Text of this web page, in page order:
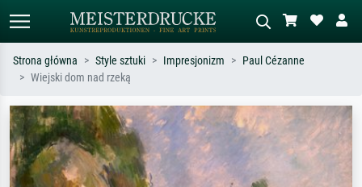
Szukaj wg artysty, tytułu lub stylu – np.
Monet, Gwiaździsta noc,
impresjonizm, fala Hokusaia, akt.
Opisz scenę – np. zielona łąka,
abstrakcja z czerwienią, ciemny olej,
stojący akt obok drzewa.
Strona główna Style sztuki Impresjonizm
Paul Cézanne
Wiejski dom nad rzeką